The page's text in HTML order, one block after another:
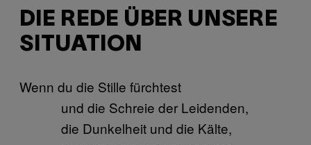
DIE REDE ÜBER UNSERE
SITUATION
Wenn du die Stille fürchtest
und die Schreie der Leidenden,
die Dunkelheit und die Kälte,